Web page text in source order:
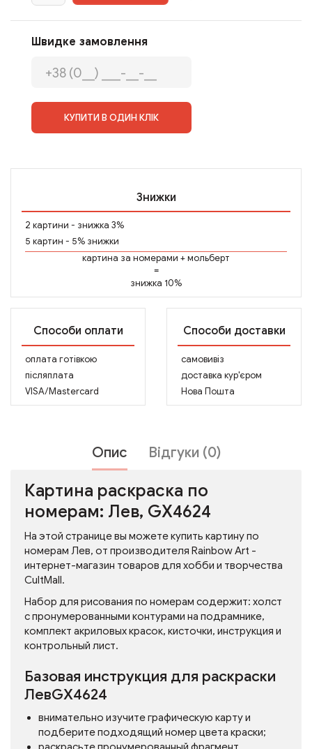
Швидке замовлення
КУПИТИ В ОДИН КЛІК
Знижки
2 картини - знижка 3%
5 картин - 5% знижки
картина за номерами +мольберт
=
знижка 10%
Способи оплати
оплата готівкою
післяплата
VISA/Mastercard
Способи доставки
самовивіз
доставка кур'єром
Нова Пошта
Опис Відгуки (0)
Картина раскраска по
номерам: Лев, GX4624
На этой странице вы можете купить картину по
номерам Лев, от производителя Rainbow Art -
интернет-магазин товаров для хобби и творчества
CultMall.
Набор для рисования по номерам содержит: холст
с пронумерованными контурами на подрамнике,
комплект акриловых красок, кисточки, инструкция и
контрольный лист.
Базовая инструкция для раскраски
ЛевGX4624
внимательно изучите графическую карту и
подберите подходящий номер цвета краски;